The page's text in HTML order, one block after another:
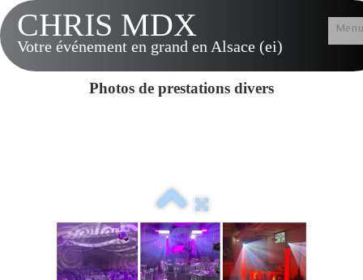
CHRIS MDX
Votre événement en grand en Alsace (ei)
Menu
Contact
Photos de prestations divers